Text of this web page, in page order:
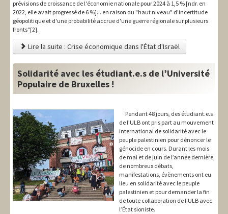
prévisions de croissance de l'économie nationale pour 2024 à 1,5 % [ndr. en
2022, elle avait progressé de 6 %]... en raison du "haut niveau" d'incertitude
géopolitique et d'une probabilité accrue d'une guerre régionale sur plusieurs
fronts"[2].
Lire la suite : Crise économique dans l'État d'Israël
Solidarité avec les étudiant.e.s de l’Université
Populaire de Bruxelles !
Pendant 48 jours, des étudiant.e.s
de l’ULB ont pris part au mouvement
international de solidarité avec le
peuple palestinien pour dénoncer le
génocide en cours. Durant les mois
de mai et de juin de l’année dernière,
de nombreux débats,
manifestations, évènements ont eu
lieu en solidarité avec le peuple
palestinien et pour demander la fin
de toute collaboration de l’ULB avec
l’État sioniste.